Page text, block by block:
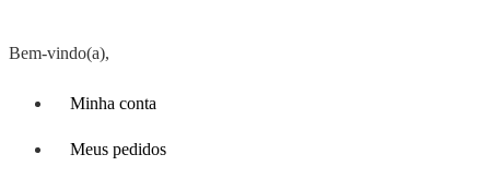
Bem-vindo(a),
Minha conta
Meus pedidos